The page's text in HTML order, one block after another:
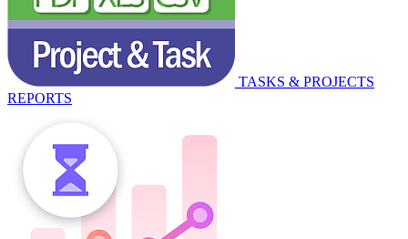
TASKS & PROJECTS
REPORTS